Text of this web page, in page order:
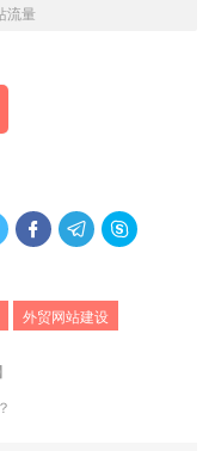
流量
  
外贸网站建设